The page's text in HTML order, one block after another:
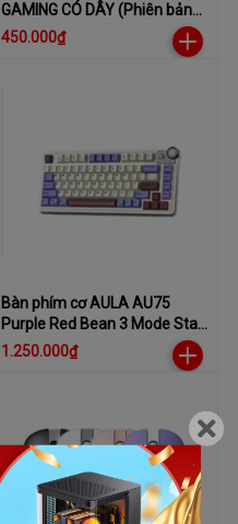
GAMING CÓ DÂY (Phiên bản
Hồng + Xanh dương) (4739)
450.000₫
Bàn phím cơ AULA AU75
Purple Red Bean 3 Mode Star
Vector Switch
1.250.000₫